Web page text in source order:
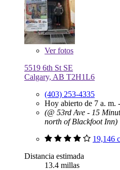
Verfotos
5519 6th St SE
Calgary, AB T2H1L6
(403) 253-4335
Hoy abierto de 7 a. m.
(@ 53rd Ave - 15
north of Blackfoot Inn)
19,146
Distancia estimada
13.4 millas